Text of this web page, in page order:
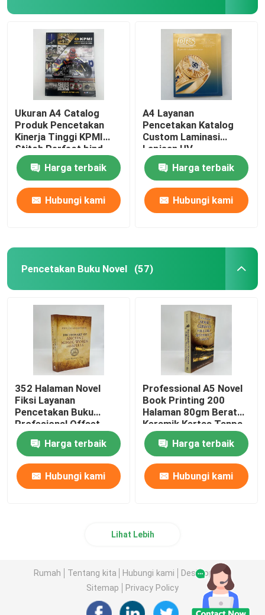
Ukuran A4 Catalog
Produk Pencetakan
Kinerja Tinggi KPMI
Stitch Perfect bind
Harga terbaik
Hubungi kami
A4 Layanan
Pencetakan Katalog
Custom Laminasi
Lapisan UV
Harga terbaik
Hubungi kami
Pencetakan Buku Novel (57)
352 Halaman Novel
Fiksi Layanan
Pencetakan Buku
Profesional Offset
Printing 80gsm
Harga terbaik
Hubungi kami
Professional A5 Novel
Book Printing 200
Halaman 80gm Berat
Keramik Kertas Tanpa
Lapisan
Harga terbaik
Hubungi kami
Lihat Lebih
Rumah Tentang kita Hubungi kami
Desktop Site
Sitemap
Privacy Policy